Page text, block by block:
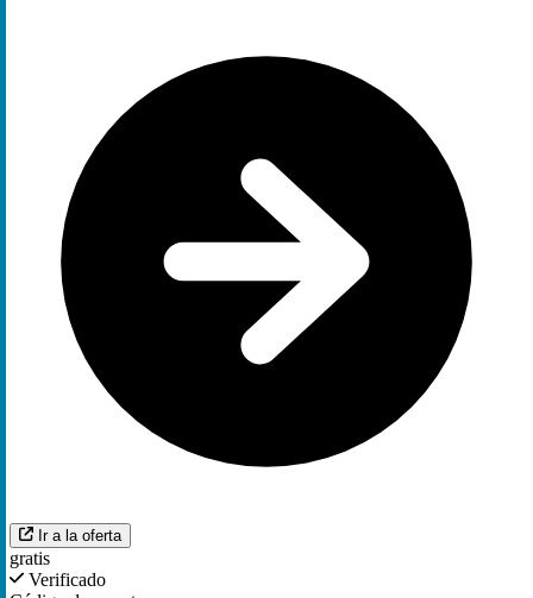
Ir a la oferta
gratis
Verificado